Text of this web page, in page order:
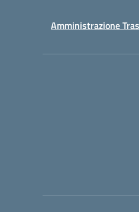
Amministrazione